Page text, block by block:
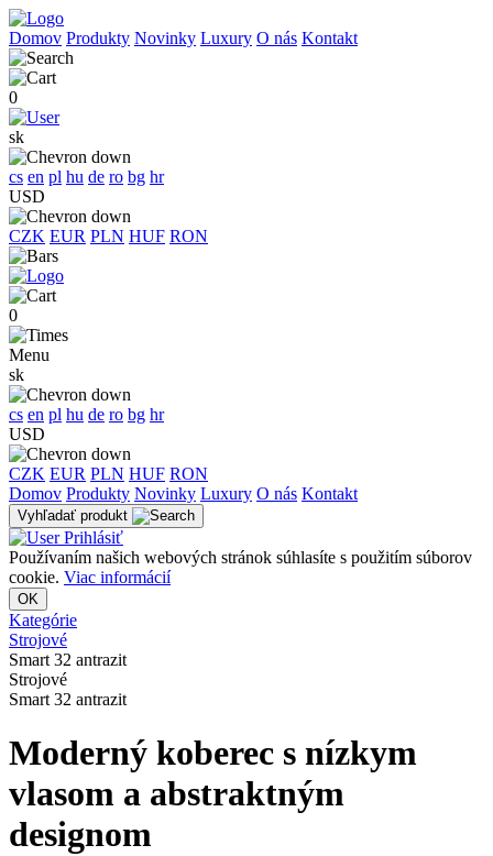
Domov Produkty Novinky Luxury O nás Kontakt
0
sk
cs en pl hu de ro bg hr
USD
CZK EUR PLN HUF RON
0
Menu
sk
cs en pl hu de ro bg hr
USD
CZK EUR PLN HUF RON
Domov Produkty Novinky Luxury O nás Kontakt
Vyhľadať produkt
Prihlásiť
Používaním našich webových stránok súhlasíte s použitím súborov
cookie. Viac informácií
OK
Kategórie
Strojové
Smart 32 antrazit
Strojové
Smart 32 antrazit
Moderný koberec s nízkym
vlasom a abstraktným
designom